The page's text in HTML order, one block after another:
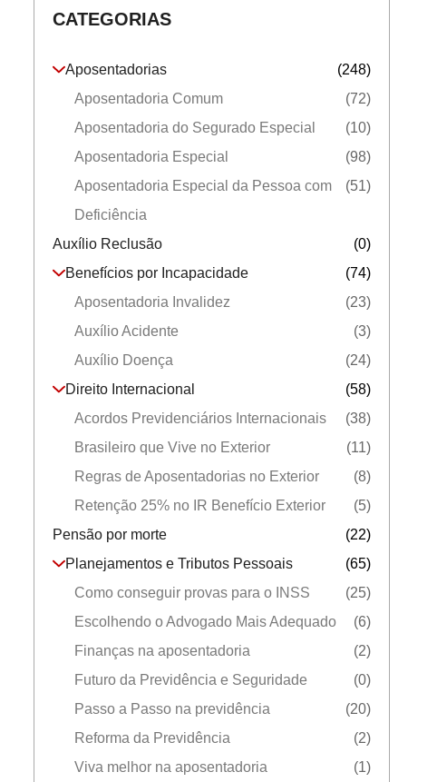
CATEGORIAS
Aposentadorias
(248)
Aposentadoria Comum
(72)
Aposentadoria do Segurado Especial
(10)
Aposentadoria Especial
(98)
Aposentadoria Especial da Pessoa com
Deficiência
(51)
Auxílio Reclusão
(0)
Benefícios por Incapacidade
(74)
Aposentadoria Invalidez
(23)
Auxílio Acidente
(3)
Auxílio Doença
(24)
Direito Internacional
(58)
Acordos Previdenciários Internacionais
(38)
Brasileiro que Vive no Exterior
(11)
Regras de Aposentadorias no Exterior
(8)
Retenção 25% no IR Benefício Exterior
(5)
Pensão por morte
(22)
Planejamentos e Tributos Pessoais
(65)
Como conseguir provas para o INSS
(25)
Escolhendo o Advogado Mais Adequado
(6)
Finanças na aposentadoria
(2)
Futuro da Previdência e Seguridade
(0)
Passo a Passo na previdência
(20)
Reforma da Previdência
(2)
Viva melhor na aposentadoria
(1)